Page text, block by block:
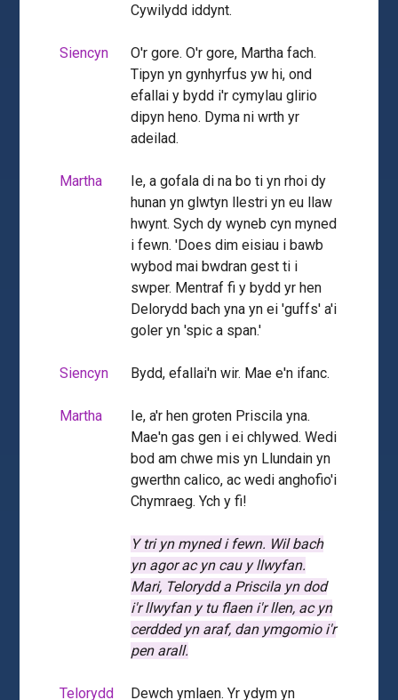
Cywilydd iddynt.
Siencyn
O'r gore. O'r gore, Martha fach.
Tipyn yn gynhyrfus yw hi, ond
efallai y bydd i'r cymylau glirio
dipyn heno. Dyma ni wrth yr
adeilad.
Martha
Ie, a gofala di na bo ti yn rhoi dy
hunan yn glwtyn llestri yn eu llaw
hwynt. Sych dy wyneb cyn myned
i fewn. 'Does dim eisiau i bawb
wybod mai bwdran gest ti i
swper. Mentraf fi y bydd yr hen
Delorydd bach yna yn ei 'guffs' a'i
goler yn 'spic a span.'
Siencyn Bydd, efallai'n wir. Mae e'n ifanc.
Martha
Ie, a'r hen groten Priscila yna.
Mae'n gas gen i ei chlywed. Wedi
bod am chwe mis yn Llundain yn
gwerthn calico, ac wedi anghofio'i
Chymraeg. Ych y fi!
Y tri yn myned i fewn. Wil bach
yn agor ac yn cau y llwyfan.
Mari, Telorydd a Priscila yn dod
i'r llwyfan y tu flaen i'r llen, ac yn
cerdded yn araf, dan ymgomio i'r
pen arall.
Telorydd
Dewch ymlaen. Yr ydym yn